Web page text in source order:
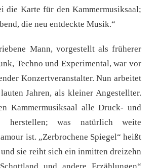
die Karte für den Kammermusiksaal;
die neu entdeckte Musik.“
Mann, vorgestellt als früherer
Techno und Experimental, war vor
Konzertveranstalter. Nun arbeitet
Jahren, als kleiner Angestellter.
Kammermusiksaal alle Druck- und
herstellen; was natürlich weite
ist. „Zerbrochene Spiegel“ heißt
sie reiht sich ein inmitten dreizehn
und andere Erzählungen“